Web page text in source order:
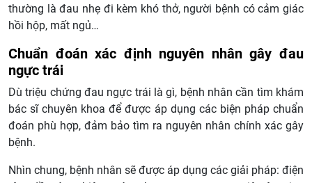
thường là đau nhẹ đi kèm khó thở, người bệnh có cảm giác
hồi hộp, mất ngủ…
Chuẩn đoán xác định nguyên nhân gây đau
ngực trái
Dù triệu chứng đau ngực trái là gì, bệnh nhân cần tìm khám
bác sĩ chuyên khoa để được áp dụng các biện pháp chuẩn
đoán phù hợp, đảm bảo tìm ra nguyên nhân chính xác gây
bệnh.
Nhìn chung, bệnh nhân sẽ được áp dụng các giải pháp: điện